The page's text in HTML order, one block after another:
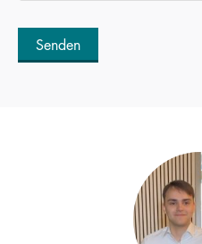
Senden